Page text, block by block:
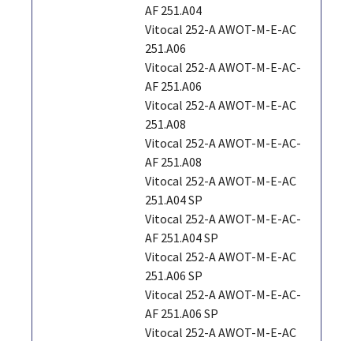
AF 251.A04
Vitocal 252-A AWOT-M-E-AC
251.A06
Vitocal 252-A AWOT-M-E-AC-
AF 251.A06
Vitocal 252-A AWOT-M-E-AC
251.A08
Vitocal 252-A AWOT-M-E-AC-
AF 251.A08
Vitocal 252-A AWOT-M-E-AC
251.A04 SP
Vitocal 252-A AWOT-M-E-AC-
AF 251.A04 SP
Vitocal 252-A AWOT-M-E-AC
251.A06 SP
Vitocal 252-A AWOT-M-E-AC-
AF 251.A06 SP
Vitocal 252-A AWOT-M-E-AC